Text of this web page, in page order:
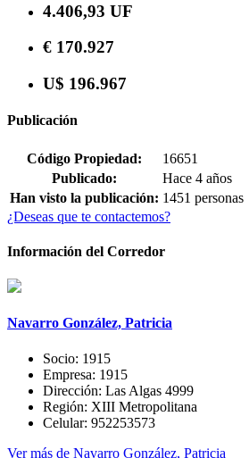
4.406,93 UF
€ 170.927
U$ 196.967
Publicación
Código Propiedad:
16651
Publicado:
Hace 4 años
Han visto la publicación: 1451 personas
¿Deseas que te contactemos?
Información del Corredor
Navarro González, Patricia
Socio: 1915
Empresa: 1915
Dirección: Las Algas 4999
Región: XIII Metropolitana
Celular: 952253573
Ver más de Navarro González, Patricia